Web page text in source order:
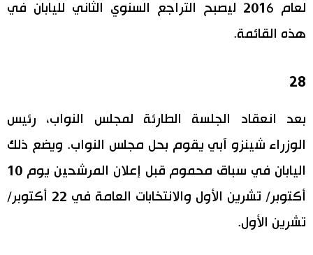
لعام 2016 ليصبح التراجع السنوي الثاني لليابان في
هذه القائمة.
28
بعد انعقاد الجلسة الطارئة لمجلس النواب، رئيس
الوزراء شينزو آبي يقوم بحل مجلس النواب. ويضع ذلك
اليابان في سباق محموم قبل إعلان المرشحين يوم 10
أكتوبر/ تشرين الأول والانتخابات العامة في 22 أكتوبر/
تشرين الأول.